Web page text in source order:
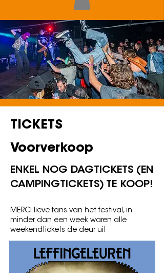
TICKETS
Voorverkoop
ENKEL NOG DAGTICKETS (EN
CAMPINGTICKETS) TE KOOP!
MERCI lieve fans van het festival, in
minder dan een week waren alle
weekendtickets de deur uit